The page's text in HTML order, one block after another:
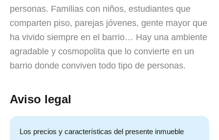
personas. Familias con niños, estudiantes que
comparten piso, parejas jóvenes, gente mayor que
ha vivido siempre en el barrio… Hay una ambiente
agradable y cosmopolita que lo convierte en un
barrio donde conviven todo tipo de personas.
Aviso legal
Los precios y características del presente inmueble